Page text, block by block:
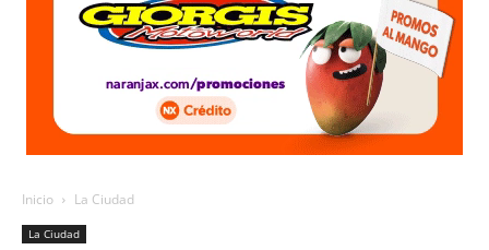
Inicio La Ciudad
La Ciudad